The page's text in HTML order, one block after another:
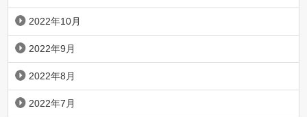
2022年10月
2022年9月
2022年8月
2022年7月